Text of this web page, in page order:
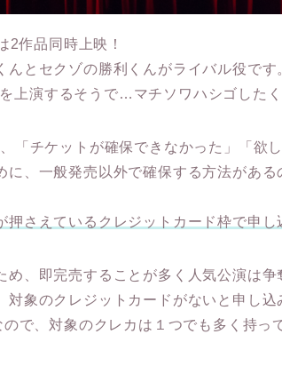
作品同時上映！
んとセクゾの勝利くんがライバル役です
上演するそうで…マチソワハシゴした
「チケットが確保できなかった」「欲
に、一般発売以外で確保する方法がある
押さえているクレジットカード枠で申し
め、即完売することが多く人気公演は争
対象のクレジットカードがないと申し込
で、対象のクレカは１つでも多く持っ